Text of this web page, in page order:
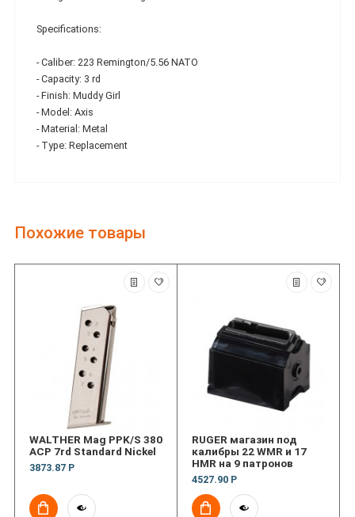
Specifications:
- Caliber: 223 Remington/5.56 NATO
- Capacity: 3 rd
- Finish: Muddy Girl
- Model: Axis
- Material: Metal
- Type: Replacement
Похожие товары
WALTHER Mag PPK/S 380
ACP 7rd Standard Nickel
3873.87 Р
RUGER магазин под
калибры 22 WMR и 17
HMR на 9 патронов
4527.90 Р